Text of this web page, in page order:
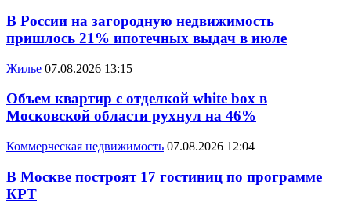
В России на загородную недвижимость
пришлось 21% ипотечных выдач в июле
Жилье 07.08.2026 13:15
Объем квартир с отделкой white box в
Московской области рухнул на 46%
Коммерческая недвижимость 07.08.2026 12:04
В Москве построят 17 гостиниц по программе
КРТ